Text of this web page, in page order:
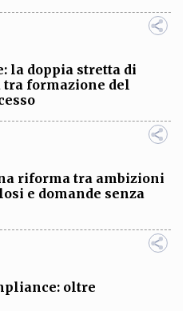
la doppia stretta di
formazione del
riforma tra ambizioni
e domande senza
oltre